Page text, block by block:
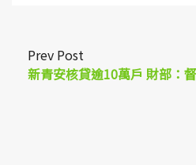
Prev Post
新青安核貸逾10萬戶 財部：